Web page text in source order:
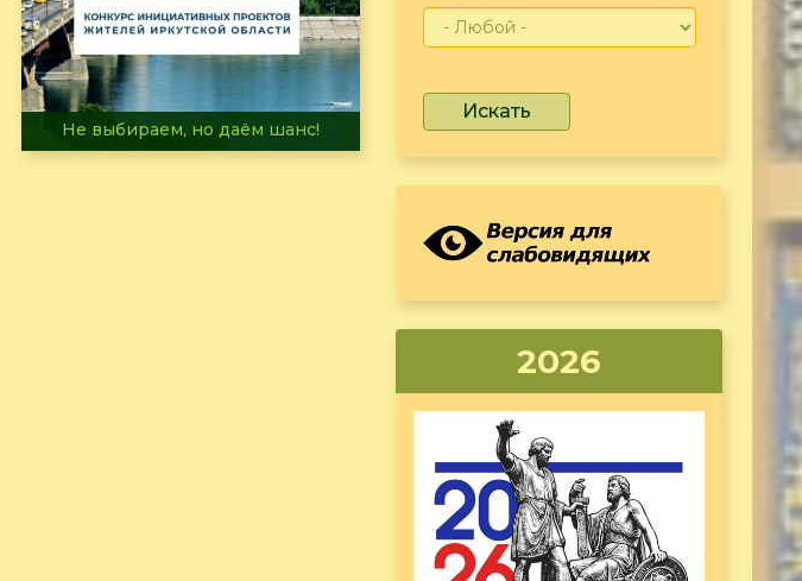
В огне не горит, в воде не тонет
Искать
2026